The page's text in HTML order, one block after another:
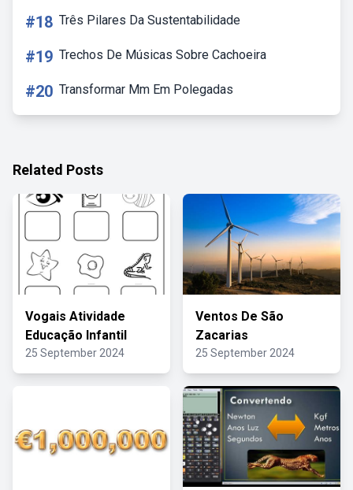
#18 Três Pilares Da Sustentabilidade
#19 Trechos De Músicas Sobre Cachoeira
#20 Transformar Mm Em Polegadas
Related Posts
Vogais Atividade
Educação Infantil
25 September 2024
Ventos De São
Zacarias
25 September 2024